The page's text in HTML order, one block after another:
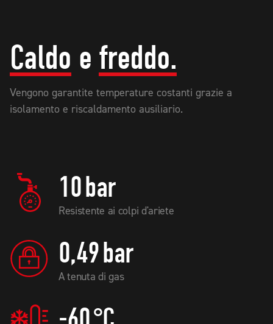
Caldo e freddo.
Vengono garantite temperature costanti grazie a
isolamento e riscaldamento ausiliario.
10bar
Resistente ai colpi d'ariete
0,49bar
A tenuta di gas